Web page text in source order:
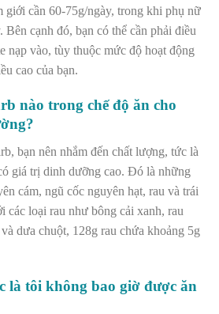
giới cần 60-75g/ngày, trong khi phụ nữ
Bên cạnh đó, bạn có thể cần phải điều
nạp vào, tùy thuộc mức độ hoạt động
cao của bạn.
nào trong chế độ ăn cho
bạn nên nhắm đến chất lượng, tức là
giá trị dinh dưỡng cao. Đó là những
cám, ngũ cốc nguyên hạt, rau và trái
các loại rau như bông cải xanh, rau
dưa chuột, 128g rau chứa khoảng 5g
là tôi không bao giờ được ăn